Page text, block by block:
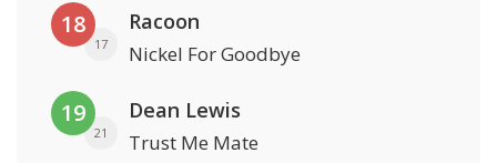
18
17
Racoon
Nickel For Goodbye
19
21
Dean Lewis
Trust Me Mate